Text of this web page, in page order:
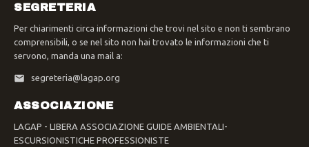
SEGRETERIA
Per chiarimenti circa informazioni che trovi nel sito e non ti sembrano
comprensibili, o se nel sito non hai trovato le informazioni che ti
servono, manda una mail a:
segreteria@lagap.org
ASSOCIAZIONE
LAGAP - LIBERA ASSOCIAZIONE GUIDE AMBIENTALI-
ESCURSIONISTICHE PROFESSIONISTE